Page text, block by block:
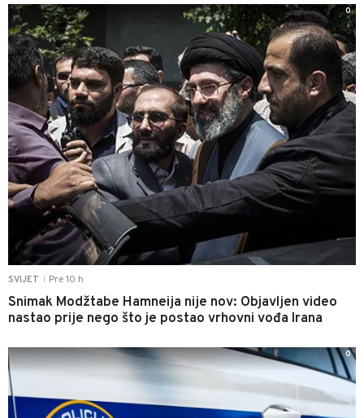
SVIJET Pre 10 h
Snimak Modžtabe Hamneija nije nov: Objavljen video
nastao prije nego što je postao vrhovni vođa Irana
0
0